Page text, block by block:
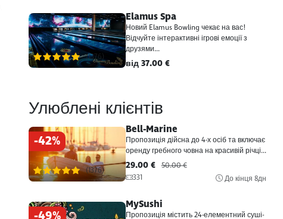
(1376)
Elamus Spa
Новий Elamus Bowling чекає на вас!
Відчуйте інтерактивні ігрові емоції з
друзями...
від 37.00 €
Улюблені клієнтів
-42%
(1376)
Bell-Marine
Пропозиція дійсна до 4-х осіб та включає
оренду гребного човна на красивій річці...
29.00 € 50.00 €
331
До кінця8дн
MySushi
Пропозиція містить 24-елементний суші-